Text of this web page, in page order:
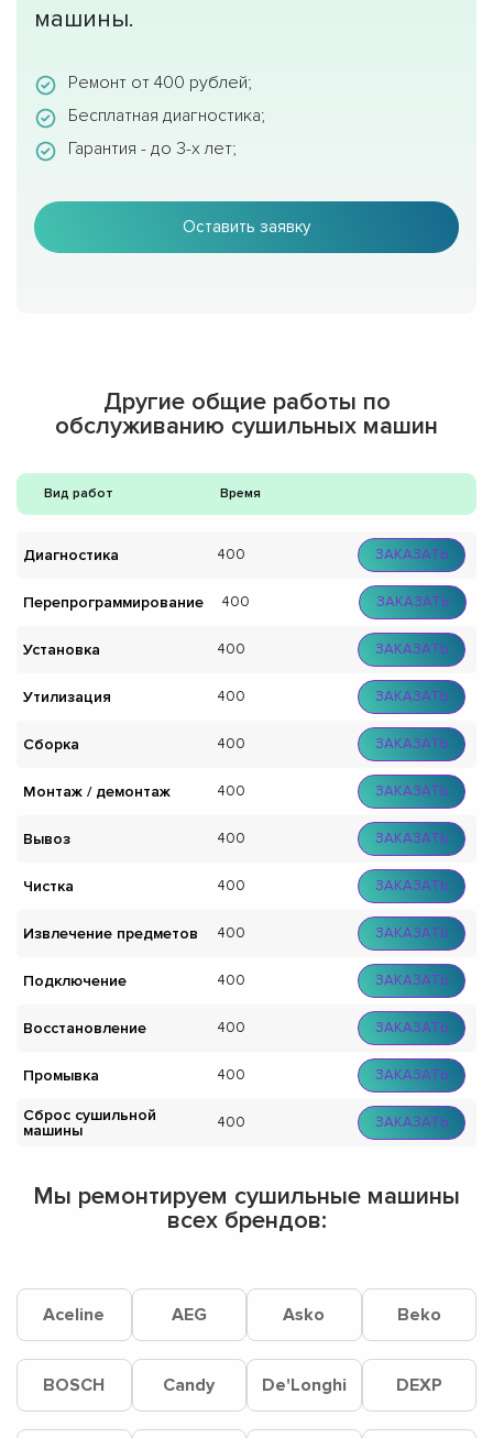
машины.
Ремонт от 400 рублей;
Бесплатная диагностика;
Гарантия - до 3-х лет;
Оставить заявку
Другие общие работы по
обслуживанию сушильных машин
Вид работ Время
Диагностика 400 ЗАКАЗАТЬ
Перепрограммирование 400 ЗАКАЗАТЬ
Установка 400 ЗАКАЗАТЬ
Утилизация 400 ЗАКАЗАТЬ
Сборка 400 ЗАКАЗАТЬ
Монтаж / демонтаж 400 ЗАКАЗАТЬ
Вывоз 400 ЗАКАЗАТЬ
Чистка 400 ЗАКАЗАТЬ
Извлечение предметов 400 ЗАКАЗАТЬ
Подключение 400 ЗАКАЗАТЬ
Восстановление 400 ЗАКАЗАТЬ
Промывка 400 ЗАКАЗАТЬ
Сброс сушильной
машины
400 ЗАКАЗАТЬ
Мы ремонтируем сушильные машины
всех брендов:
Aceline AEG Asko Beko
BOSCH Candy De'Longhi DEXP